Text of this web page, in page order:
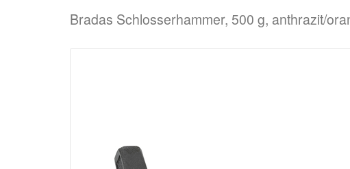
Bradas Schlosserhammer, 500 g, anthrazit/